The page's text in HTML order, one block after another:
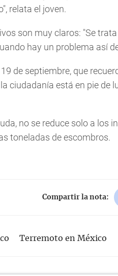
relata el joven.
son muy claros: "Se
hay un problema así
de septiembre, que
ciudadanía está en pie de
no se reduce solo a los
toneladas de escombros.
Compartir la nota:
Terremoto en México